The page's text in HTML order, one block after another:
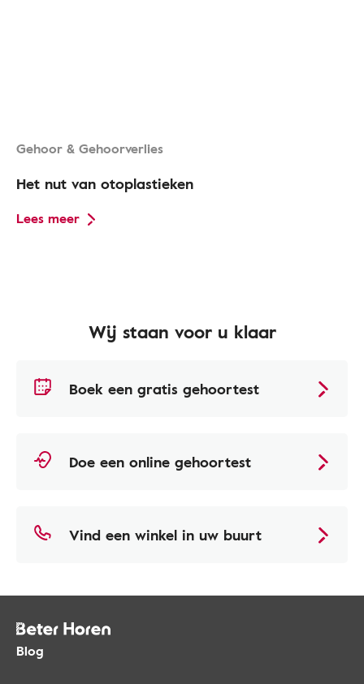
Gehoor & Gehoorverlies
Het nut van otoplastieken
Lees meer
Wij staan voor u klaar
Boek een gratis gehoortest
Doe een online gehoortest
Vind een winkel in uw buurt
Blog